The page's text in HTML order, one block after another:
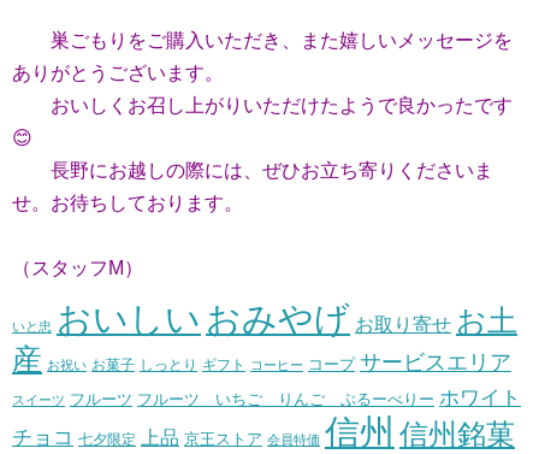
巣ごもりをご購入いただき、また嬉しいメッセージを
ありがとうございます。
おいしくお召し上がりいただけたようで良かったです
😊
長野にお越しの際には、ぜひお立ち寄りくださいま
せ。お待ちしております。
（スタッフM）
いと忠 おいしい おみやげ お取り寄せ お土
産 お祝い お菓子 しっとり ギフト コーヒー コープ サービスエリア
スイーツ フルーツ フルーツ いちご りんご ぶるーべりー ホワイト
チョコ 七夕限定 上品 京王ストア 会員特価 信州 信州銘菓